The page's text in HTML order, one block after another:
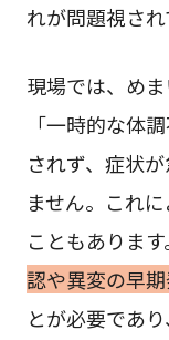
れが問題視され
現場では、め
「一時的な体
されず、症状
ません。これ
こともあります
認や異変の早
とが必要であ